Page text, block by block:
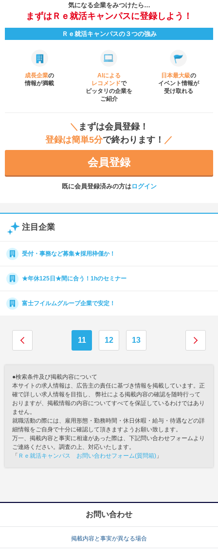
気になる企業をみつけたら…
まずはＲｅ就活キャンパスに登録しよう！
Ｒｅ就活キャンパスの３つの強み
成長企業の
情報が満載
AIによる
レコメンドで
ピッタリの企業を
ご紹介
日本最大級の
イベント情報が
受け取れる
＼ まずは会員登録！
登録は簡単5分で終わります！ ／
会員登録
既に会員登録済みの方はログイン
注目企業
受付・事務など募集★採用枠僅か！
★年休125日★間に合う！1hのセミナー
富士フイルムグループ企業で安定！
11 12 13
●検索条件及び掲載内容について
本サイトの求人情報は、広告主の責任に基づき情報を掲載しています。正
確で詳しい求人情報を目指し、 弊社による掲載内容の確認を随時行って
おりますが、掲載情報の内容についてすべてを保証しているわけではあり
ません。
就職活動の際には、雇用形態・勤務時間・休日休暇・給与・待遇などの詳
細情報をご自身で十分に確認して頂きますようお願い致します。
万一、掲載内容と事実に相違があった際は、下記問い合わせフォームより
ご連絡ください。調査の上、対応いたします。
「 Ｒｅ就活キャンパス お問い合わせフォーム(質問箱) 」
お問い合わせ
掲載内容と事実が異なる場合